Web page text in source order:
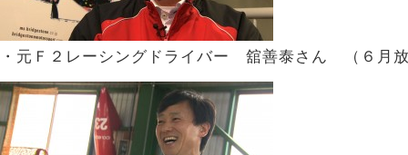
・元Ｆ２レーシングドライバー 舘善泰さん （６月